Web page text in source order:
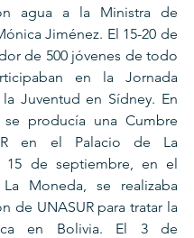
agua a la Ministra de
Jiménez. El 15-20 de
de 500 jóvenes de todo
en la Jornada
Juventud en Sídney. En
se producía una Cumbre
en el Palacio de La
15 de septiembre, en el
Moneda, se realizaba
de UNASUR para tratar la
en Bolivia. El 3 de